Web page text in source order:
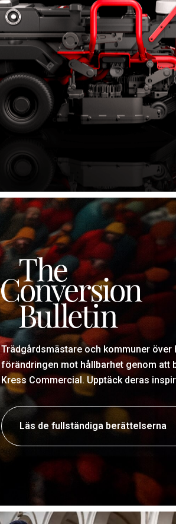
Trädgårdsmästare och kommuner över
förändringen mot hållbarhet genom att
Kress Commercial. Upptäck deras
Läs de fullständiga berättelserna